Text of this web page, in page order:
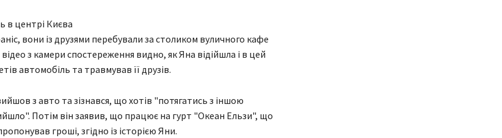
в центрі Києва
вони із друзями перебували за столиком вуличного кафе
з камери спостереження видно, як Яна відійшла і в цей
автомобіль та травмував її друзів.
з авто та зізнався, що хотів "потягатись з іншою
Потім він заявив, що працює на гурт "Океан Ельзи", що
гроші, згідно із історією Яни.